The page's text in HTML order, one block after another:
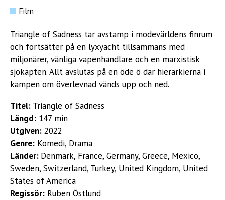
Film
Triangle of Sadness tar avstamp i modevärldens finrum
och fortsätter på en lyxyacht tillsammans med
miljonärer, vänliga vapenhandlare och en marxistisk
sjökapten. Allt avslutas på en öde ö där hierarkierna i
kampen om överlevnad vänds upp och ned.
Titel: Triangle of Sadness
Längd: 147 min
Utgiven: 2022
Genre: Komedi, Drama
Länder: Denmark, France, Germany, Greece, Mexico,
Sweden, Switzerland, Turkey, United Kingdom, United
States of America
Regissör: Ruben Östlund